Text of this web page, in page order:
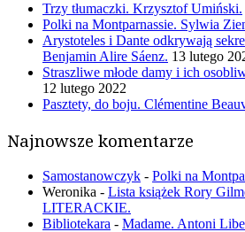
Trzy tłumaczki. Krzysztof Umiński.
Polki na Montparnassie. Sylwia
Arystoteles i Dante odkrywają
Benjamin Alire Sáenz. 13 lutego
Straszliwe młode damy i ich
12 lutego 2022
Pasztety, do boju. Clémentine
Najnowsze komentarze
Samostanowczyk - Polki na
Weronika - Lista książek Rory
LITERACKIE.
Bibliotekara - Madame. Antoni